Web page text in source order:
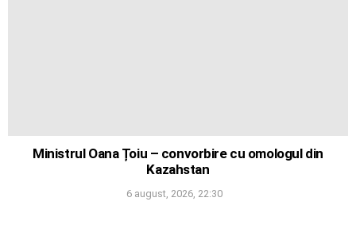
Ministrul Oana Țoiu – convorbire cu omologul din
Kazahstan
6 august, 2026, 22:30